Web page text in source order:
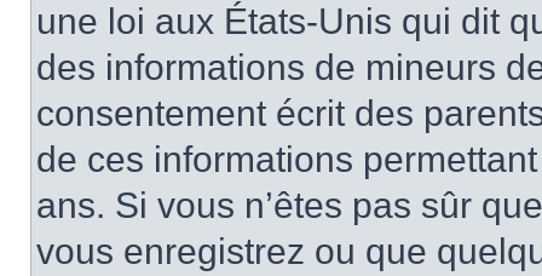
une loi aux États-Unis qui dit
des informations de mineurs
consentement écrit des
de ces informations
ans. Si vous n’êtes pas sûr
vous enregistrez ou que